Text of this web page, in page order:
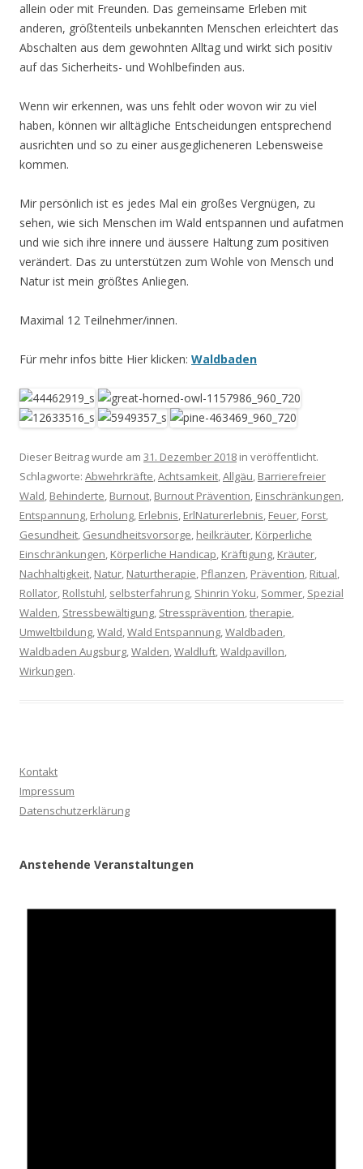
allein oder mit Freunden. Das gemeinsame Erleben mit
anderen, größtenteils unbekannten Menschen erleichtert das
Abschalten aus dem gewohnten Alltag und wirkt sich positiv
auf das Sicherheits- und Wohlbefinden aus.
Wenn wir erkennen, was uns fehlt oder wovon wir zu viel
haben, können wir alltägliche Entscheidungen entsprechend
ausrichten und so zu einer ausgeglicheneren Lebensweise
kommen.
Mir persönlich ist es jedes Mal ein großes Vergnügen, zu
sehen, wie sich Menschen im Wald entspannen und aufatmen
und wie sich ihre innere und äussere Haltung zum positiven
verändert. Das zu unterstützen zum Wohle von Mensch und
Natur ist mein größtes Anliegen.
Maximal 12 Teilnehmer/innen.
Für mehr infos bitte Hier klicken: Waldbaden
Dieser Beitrag wurde am 31. Dezember 2018 in veröffentlicht.
Schlagworte: Abwehrkräfte,Achtsamkeit,Allgäu, Barrierefreier
Wald, Behinderte, Burnout, Burnout Prävention, Einschränkungen,
Entspannung, Erholung, Erlebnis, ErlNaturerlebnis, Feuer, Forst,
Gesundheit, Gesundheitsvorsorge, heilkräuter, Körperliche
Einschränkungen, Körperliche Handicap, Kräftigung, Kräuter,
Nachhaltigkeit, Natur, Naturtherapie, Pflanzen, Prävention, Ritual,
Rollator, Rollstuhl, selbsterfahrung, Shinrin Yoku, Sommer, Spezial
Walden, Stressbewältigung, Stressprävention,therapie,
Umweltbildung,Wald,Wald Entspannung,Waldbaden,
Waldbaden Augsburg,Walden,Waldluft,Waldpavillon,
Wirkungen.
Kontakt
Impressum
Datenschutzerklärung
Anstehende Veranstaltungen